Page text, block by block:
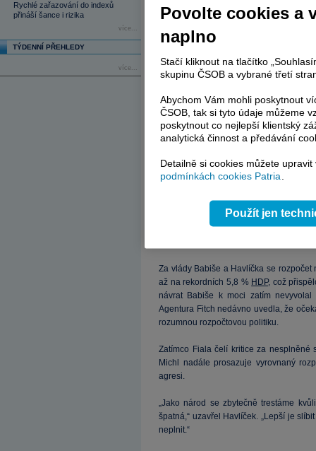
Rychlé zařazování do indexů
přináší šance i rizika
více...
TÝDENNÍ PŘEHLEDY
více...
nikdy nedosáhneme vyrovnaného
zvyšovali příjmy.“ Podle něj má Česko
%, což je hranice stanovená tzv.
Za vlády Babiše a Havlíčka se
až na rekordních 5,8 % HDP, což
návrat Babiše k moci zatím
Agentura Fitch nedávno uvedla, že
rozumnou rozpočtovou politiku.
Zatímco Fiala čelí kritice za nesplněné
Michl nadále prosazuje vyrovnaný
agresi.
„Jako národ se zbytečně trestáme
špatná,“ uzavřel Havlíček. „Lepší je
neplnit.“
Povolte cookies a
naplno
Stačí kliknout na tlačítko
skupinu ČSOB a vybrané třetí
Abychom Vám mohli poskytnout
ČSOB, tak si tyto údaje můžeme
poskytnout co nejlepší klientský
analytická činnost a předávání
Detailně si cookies můžete
podmínkách cookies Patria.
Použít jen